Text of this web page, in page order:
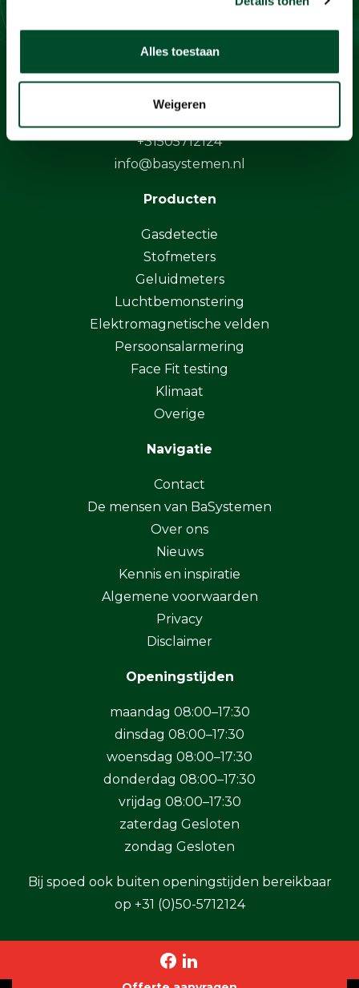
Alles toestaan
Weigeren
Contact
Protonstraat 13G
9743 AL Groningen
+31505712124
info@basystemen.nl
Producten
Gasdetectie
Stofmeters
Geluidmeters
Luchtbemonstering
Elektromagnetische velden
Persoonsalarmering
Face Fit testing
Klimaat
Overige
Navigatie
Contact
De mensen van BaSystemen
Over ons
Nieuws
Kennis en inspiratie
Algemene voorwaarden
Privacy
Disclaimer
Openingstijden
maandag 08:00–17:30
dinsdag 08:00–17:30
woensdag 08:00–17:30
donderdag 08:00–17:30
vrijdag 08:00–17:30
zaterdag Gesloten
zondag Gesloten
Bij spoed ook buiten openingstijden bereikbaar
op +31 (0)50-5712124